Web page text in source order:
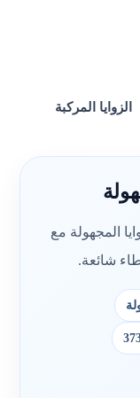
الزوايا المركبة
المجهولة مع
شائعة.